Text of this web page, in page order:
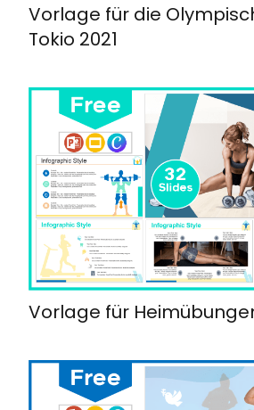
Vorlage für die
Tokio 2021
Vorlage für